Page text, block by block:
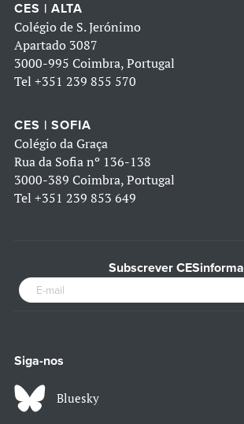
CES | ALTA
Colégio de S. Jerónimo
Apartado 3087
3000-995 Coimbra, Portugal
Tel +351 239 855 570
CES | SOFIA
Colégio da Graça
Rua da Sofia nº 136-138
3000-389 Coimbra, Portugal
Tel +351 239 853 649
Subscrever CESinforma
Siga-nos
Bluesky